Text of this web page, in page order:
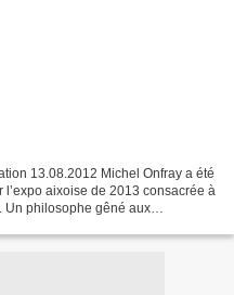
13.08.2012 Michel Onfray a été
aixoise de 2013 consacrée à
Un philosophe gêné aux